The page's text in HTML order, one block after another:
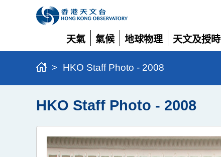
天氣
展
開
氣候
展
開
地球物理
展
開
天文及授時
展
> HKO Staff Photo - 2008
HKO Staff Photo - 2008